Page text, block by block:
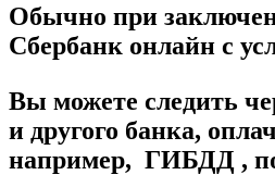
Обычно при
Сбербанк онлайн с
Вы можете следить
и другого банка,
например, ГИБДД ,